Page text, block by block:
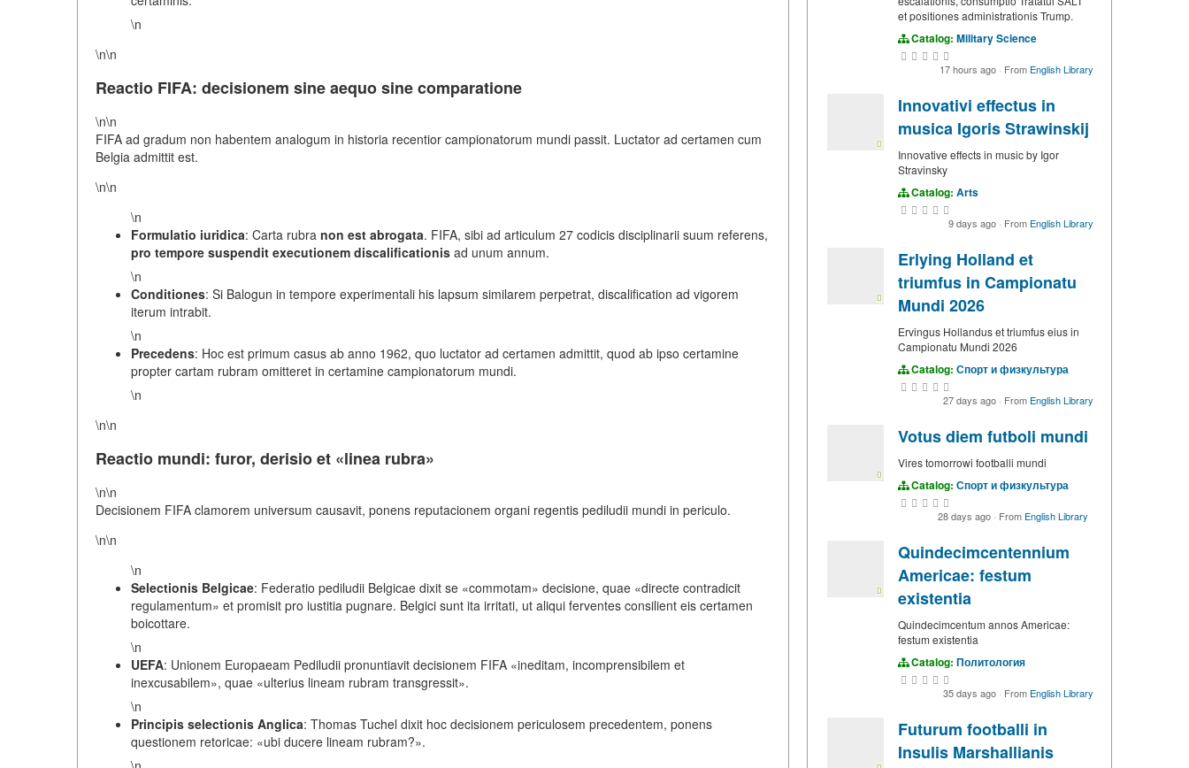
\n
\n\n
Reactio FIFA: decisionem sine aequo sine comparatione
\n\n
FIFA ad gradum non habentem analogum in historia recentior campionatorum mundi passit. Luctator ad certamen cum
Belgia admittit est.
\n\n
\n
Formulatio iuridica: Carta rubra non est abrogata. FIFA, sibi ad articulum 27 codicis disciplinarii suum referens,
pro tempore suspendit executionem discalificationis ad unum annum.
\n
Conditiones: Si Balogun in tempore experimentali his lapsum similarem perpetrat, discalification ad vigorem
iterum intrabit.
\n
Precedens: Hoc est primum casus ab anno 1962, quo luctator ad certamen admittit, quod ab ipso certamine
propter cartam rubram omitteret in certamine campionatorum mundi.
\n
\n\n
Reactio mundi: furor, derisio et «linea rubra»
\n\n
Decisionem FIFA clamorem universum causavit, ponens reputacionem organi regentis pediludii mundi in periculo.
\n\n
\n
Selectionis Belgicae: Federatio pediludii Belgicae dixit se «commotam» decisione, quae «directe contradicit
regulamentum» et promisit pro iustitia pugnare. Belgici sunt ita irritati, ut aliqui ferventes consilient eis certamen
boicottare.
\n
UEFA: Unionem Europaeam Pediludii pronuntiavit decisionem FIFA «ineditam, incomprensibilem et
inexcusabilem», quae «ulterius lineam rubram transgressit».
\n
Principis selectionis Anglica: Thomas Tuchel dixit hoc decisionem periculosem precedentem, ponens
questionem retoricae: «ubi ducere lineam rubram?».
et positiones administrationis Trump.
Catalog: Military Science
17 hours ago · From English Library
Innovativi effectus in
musica Igoris Strawinskij
Innovative effects in music by Igor
Stravinsky
Catalog: Arts
9 days ago · From English Library
Erlying Holland et
triumfus in Campionatu
Mundi 2026
Ervingus Hollandus et triumfus eius in
Campionatu Mundi 2026
Catalog: Спорт и физкультура
27 days ago · From English Library
Votus diem futboli mundi
Vires tomorrowi footballi mundi
Catalog: Спорт и физкультура
28 days ago · From English Library
Quindecimcentennium
Americae: festum
existentia
Quindecimcentum annos Americae:
festum existentia
Catalog: Политология
35 days ago · From English Library
Futurum footballi in
Insulis Marshallianis